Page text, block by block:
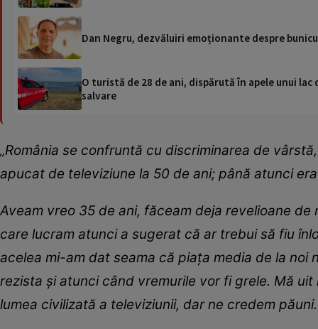
Dan Negru, dezvăluiri emoționante despre
O turistă de 28 de ani, dispărută în apele unui
salvare
„România se confruntă cu discriminarea de
apucat de televiziune la 50 de ani; până atunci
Aveam vreo 35 de ani, făceam deja revelioane
care lucram atunci a sugerat că ar trebui să fiu
acelea mi-am dat seama că piața media de la
rezista și atunci când vremurile vor fi grele. Mă
lumea civilizată a televiziunii, dar ne credem